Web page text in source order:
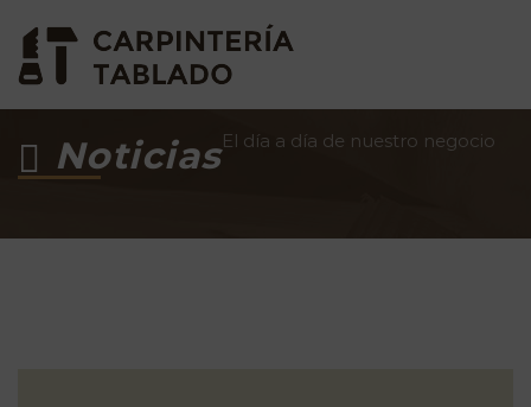
NoticiasEl día a día de nuestro negocio